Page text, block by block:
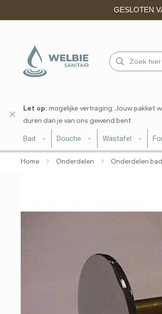
GESLOTEN
Let op: mogelijke vertraging: Jouw pakket
duren dan je van ons gewend bent.
✕
Bad Douche Wastafel
Home Onderdelen Onderdelen bad